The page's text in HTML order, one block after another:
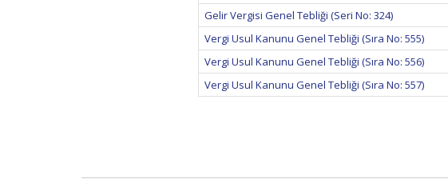
Gelir Vergisi Genel Tebliği (Seri No: 324)
Vergi Usul Kanunu Genel Tebliği (Sıra No: 555)
Vergi Usul Kanunu Genel Tebliği (Sıra No: 556)
Vergi Usul Kanunu Genel Tebliği (Sıra No: 557)